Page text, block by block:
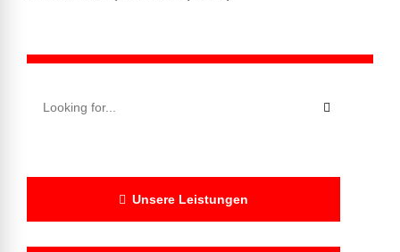
Unsere Leistungen